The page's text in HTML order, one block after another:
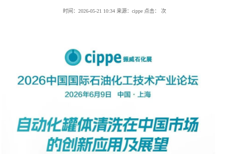
时间：2026-05-21 10:34 来源：cippe 点击： 次